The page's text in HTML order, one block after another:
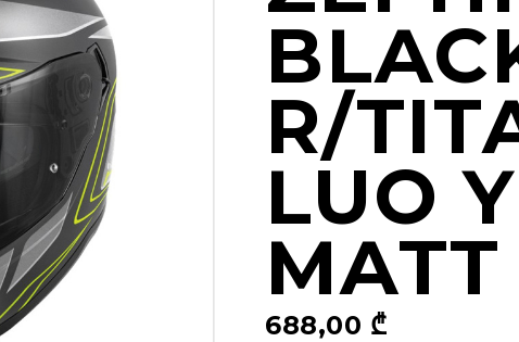
R/
LUO
MATT
688,00 ₾